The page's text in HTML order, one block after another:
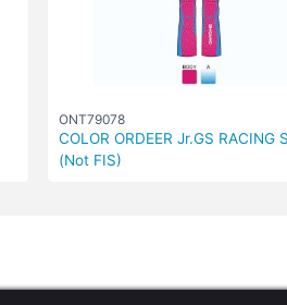
ONT79078
COLOR ORDEER Jr.GS RACING
(Not FIS)